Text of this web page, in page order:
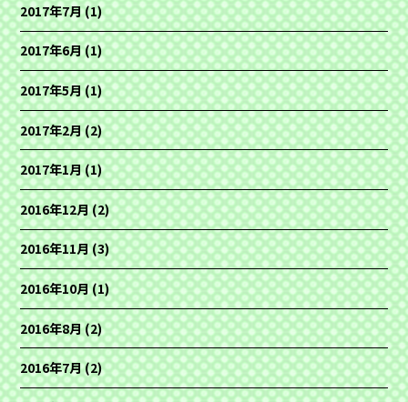
2017年7月(1)
2017年6月(1)
2017年5月(1)
2017年2月(2)
2017年1月(1)
2016年12月(2)
2016年11月(3)
2016年10月(1)
2016年8月(2)
2016年7月(2)